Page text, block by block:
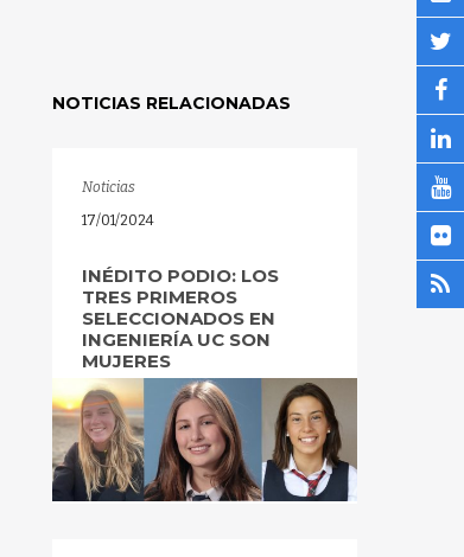
NOTICIAS RELACIONADAS
Noticias
17/01/2024
INÉDITO PODIO: LOS
TRES PRIMEROS
SELECCIONADOS EN
INGENIERÍA UC SON
MUJERES